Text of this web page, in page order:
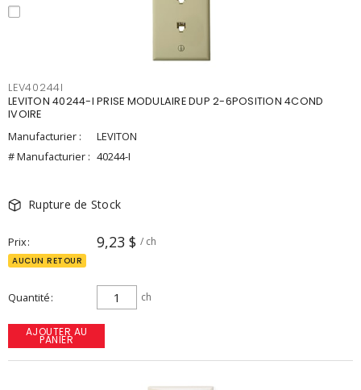
LEV40244I
LEVITON 40244-I PRISE MODULAIRE DUP 2-6POSITION 4COND
IVOIRE
Manufacturier :
LEVITON
# Manufacturier : 40244-I
Rupture de Stock
Prix 9,23 $ / ch
AUCUN RETOUR
Quantité ch
AJOUTER AU
PANIER